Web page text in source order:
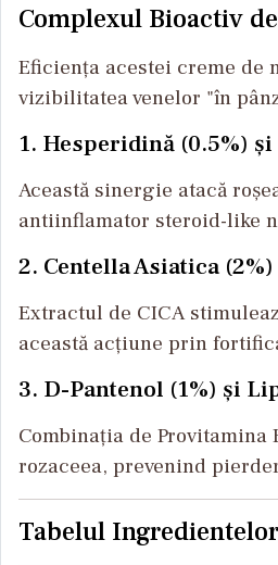
Complexul Bioactiv
Eficiența acestei creme de
vizibilitatea venelor "în
1. Hesperidină (0.5%)
Această sinergie atacă
antiinflamator steroid-like
2. Centella Asiatica
Extractul de CICA
această acțiune prin
3. D-Pantenol (1%) și
Combinația de Provitamina
rozaceea, prevenind
Tabelul